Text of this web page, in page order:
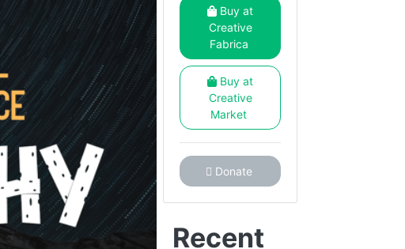
Buy at
Creative
Fabrica
Buy at
Creative
Market
Donate
Recent